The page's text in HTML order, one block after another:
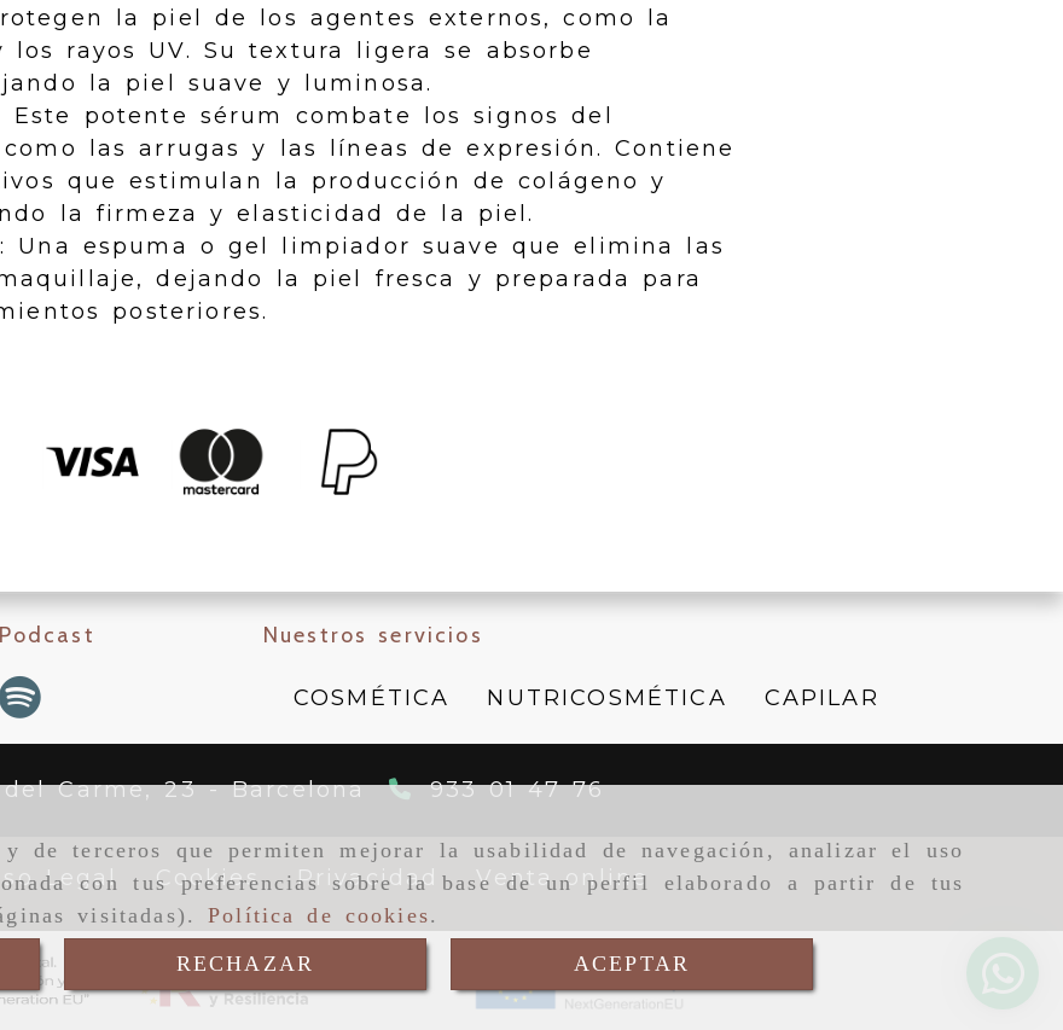
de terceros que permiten mejorar la usabilidad de navegación, analizar el uso
con tus preferencias sobre la base de un perfil elaborado a partir de tus
visitadas).Política de cookies.
RECHAZAR ACEPTAR
la piel de los agentes externos, como la
los rayos UV. Su textura ligera se absorbe
la piel suave y luminosa.
Este potente sérum combate los signos del
las arrugas y las líneas de expresión. Contiene
que estimulan la producción de colágeno y
la firmeza y elasticidad de la piel.
Una espuma o gel limpiador suave que elimina las
dejando la piel fresca y preparada para
posteriores.
Podcast Nuestros servicios
COSMÉTICA NUTRICOSMÉTICA CAPILAR
del Carme, 23 -Barcelona 933 01 47 76
Legal Cookies Privacidad Venta online